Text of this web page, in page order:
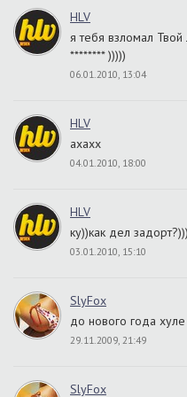
HLV
я тебя взломал Твой
******** )))))
06.01.2010, 13:04
HLV
ахахх
04.01.2010, 18:00
HLV
ку))как дел задорт?)))
03.01.2010, 15:10
SlyFox
до нового года
29.11.2009, 21:49
SlyFox